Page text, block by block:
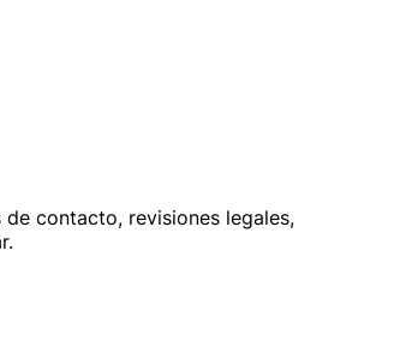
contacto, revisiones legales,